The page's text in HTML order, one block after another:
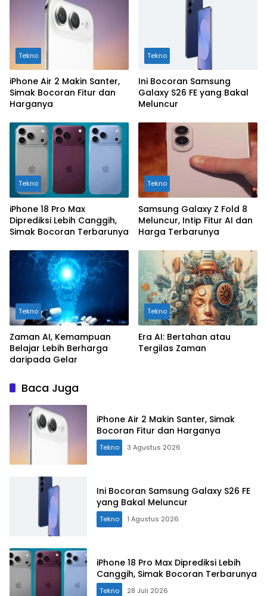
Tekno
iPhone Air 2 Makin Santer,
Simak Bocoran Fitur dan
Harganya
Tekno
Ini Bocoran Samsung
Galaxy S26 FE yang Bakal
Meluncur
Tekno
iPhone 18 Pro Max
Diprediksi Lebih Canggih,
Simak Bocoran Terbarunya
Tekno
Samsung Galaxy Z Fold 8
Meluncur, Intip Fitur AI dan
Harga Terbarunya
Tekno
Zaman AI, Kemampuan
Belajar Lebih Berharga
daripada Gelar
Tekno
Era AI: Bertahan atau
Tergilas Zaman
Baca Juga
iPhone Air 2 Makin Santer, Simak
Bocoran Fitur dan Harganya
Tekno 3 Agustus 2026
Ini Bocoran Samsung Galaxy S26 FE
yang Bakal Meluncur
Tekno 1 Agustus 2026
iPhone 18 Pro Max Diprediksi Lebih
Canggih, Simak Bocoran Terbarunya
Tekno 28 Juli 2026